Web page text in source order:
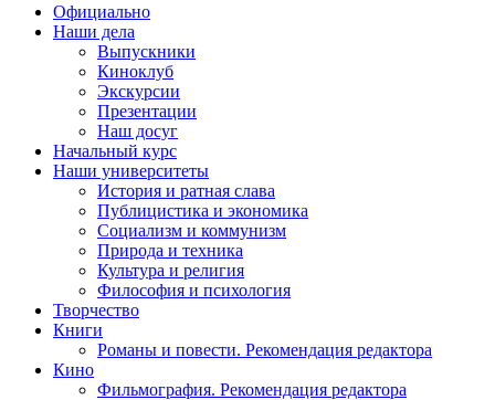
Официально
Наши дела
Выпускники
Киноклуб
Экскурсии
Презентации
Наш досуг
Начальный курс
Наши университеты
История и ратная слава
Публицистика и экономика
Социализм и коммунизм
Природа и техника
Культура и религия
Философия и психология
Творчество
Книги
Романы и повести. Рекомендация редактора
Кино
Фильмография. Рекомендация редактора